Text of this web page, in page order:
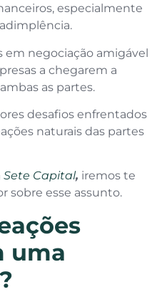
especialmente
em negociação amigável
a chegarem a
as partes.
desafios enfrentados
naturais das partes
Sete Capital, iremos te
sobre esse assunto.
uma